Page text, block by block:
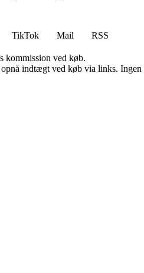
TikTok Mail
RSS
kommission ved køb.
indtægt ved køb via links.